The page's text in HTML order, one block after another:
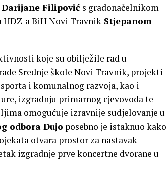
Darijane Filipović s gradonačelnikom
a BiH Novi Travnik Stjepanom
koje su obilježile rad u
Srednje škole Novi Travnik, projekti
i komunalnog razvoja, kao i
izgradnju primarnog cjevovoda te
omogućuje izravnije sudjelovanje u
odbora Dujo posebno je istaknuo kako
otvara prostor za nastavak
izgradnje prve koncertne dvorane u